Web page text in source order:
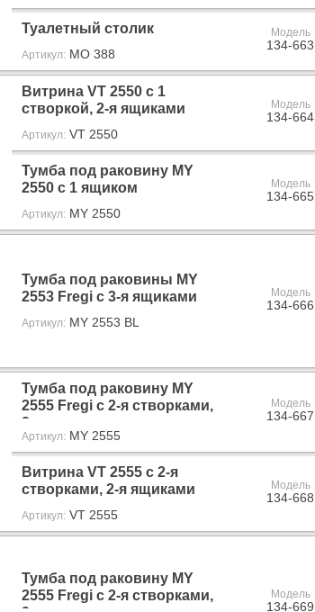
Туалетный столик
Артикул: MO 388
Модель
134-663
Витрина VT 2550 с 1
створкой, 2-я ящиками
Артикул: VT 2550
Модель
134-664
Тумба под раковину MY
2550 с 1 ящиком
Артикул: MY 2550
Модель
134-665
Тумба под раковины MY
2553 Fregi с 3-я ящиками
Артикул: MY 2553 BL
Модель
134-666
Тумба под раковину MY
2555 Fregi с 2-я створками,
2-я ящиками
Артикул: MY 2555
Модель
134-667
Витрина VT 2555 с 2-я
створками, 2-я ящиками
Артикул: VT 2555
Модель
134-668
Тумба под раковину MY
2555 Fregi с 2-я створками,
Модель
134-669